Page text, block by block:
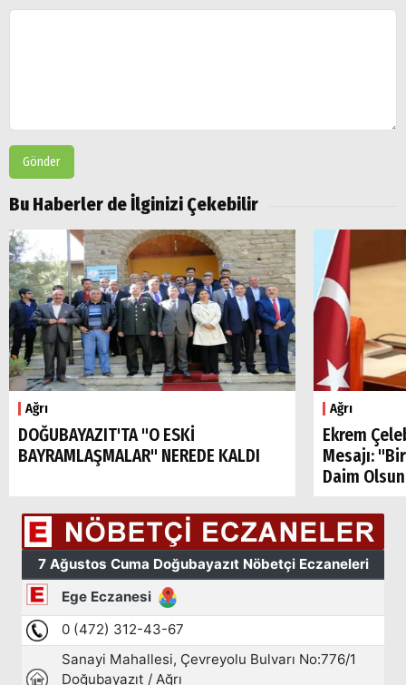
Gönder
Bu Haberler de İlginizi Çekebilir
Ağrı
DOĞUBAYAZIT'TA "O ESKİ
BAYRAMLAŞMALAR" NEREDE KALDI
Ağrı
Ekrem
Mesajı:
Daim
Arama
Popüler